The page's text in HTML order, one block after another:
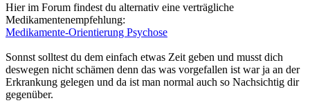
Hier im Forum findest du alternativ eine verträgliche
Medikamentenempfehlung:
Medikamente-Orientierung Psychose
Sonnst solltest du dem einfach etwas Zeit geben und musst dich
deswegen nicht schämen denn das was vorgefallen ist war ja an der
Erkrankung gelegen und da ist man normal auch so Nachsichtig dir
gegenüber.